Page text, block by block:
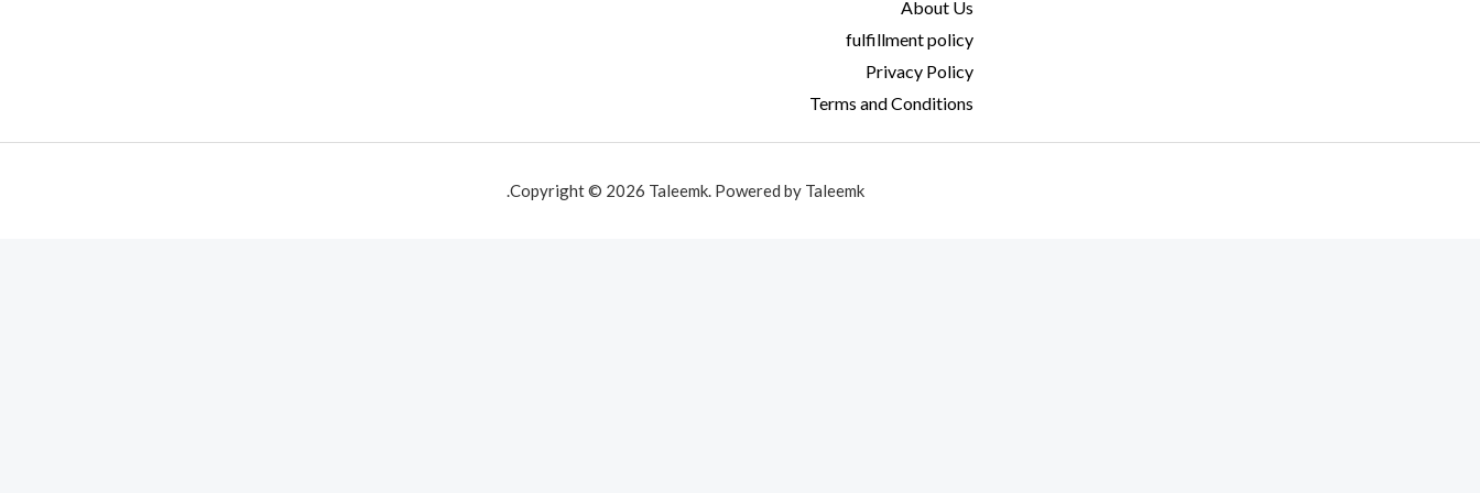
About Us
fulfillment policy
Privacy Policy
Terms and Conditions
Copyright © 2026 Taleemk. Powered by Taleemk.